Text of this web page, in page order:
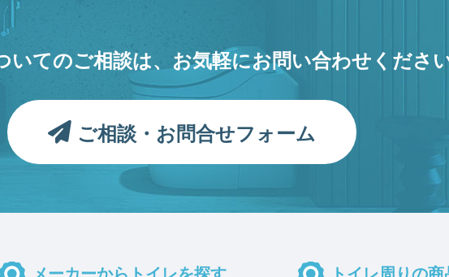
いてのご相談は、 お気軽にお問い合わせくださ
ご相談・お問合せフォーム